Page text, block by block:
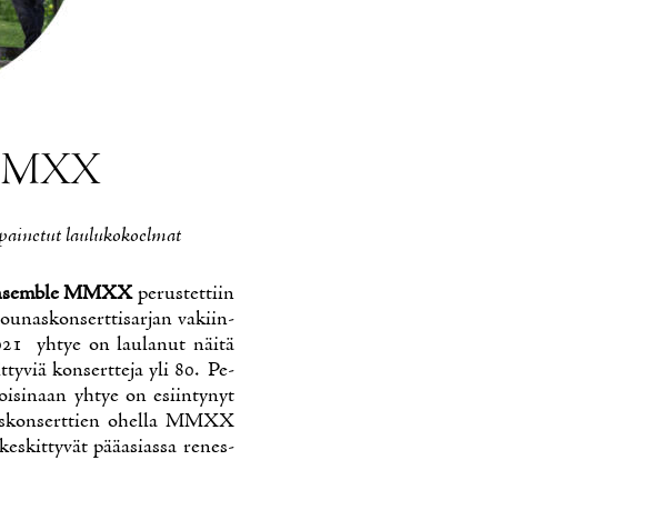
lau­lu­ko­koel­mat
MMXXpe­rus­tet­tiin
va­kiin­
yh­tye on lau­la­nut näi­tä
kon­sert­te­ja yli 80. Pe­
yh­tye on esiin­ty­nyt
ohel­la MMXX
pää­asias­sa re­nes­